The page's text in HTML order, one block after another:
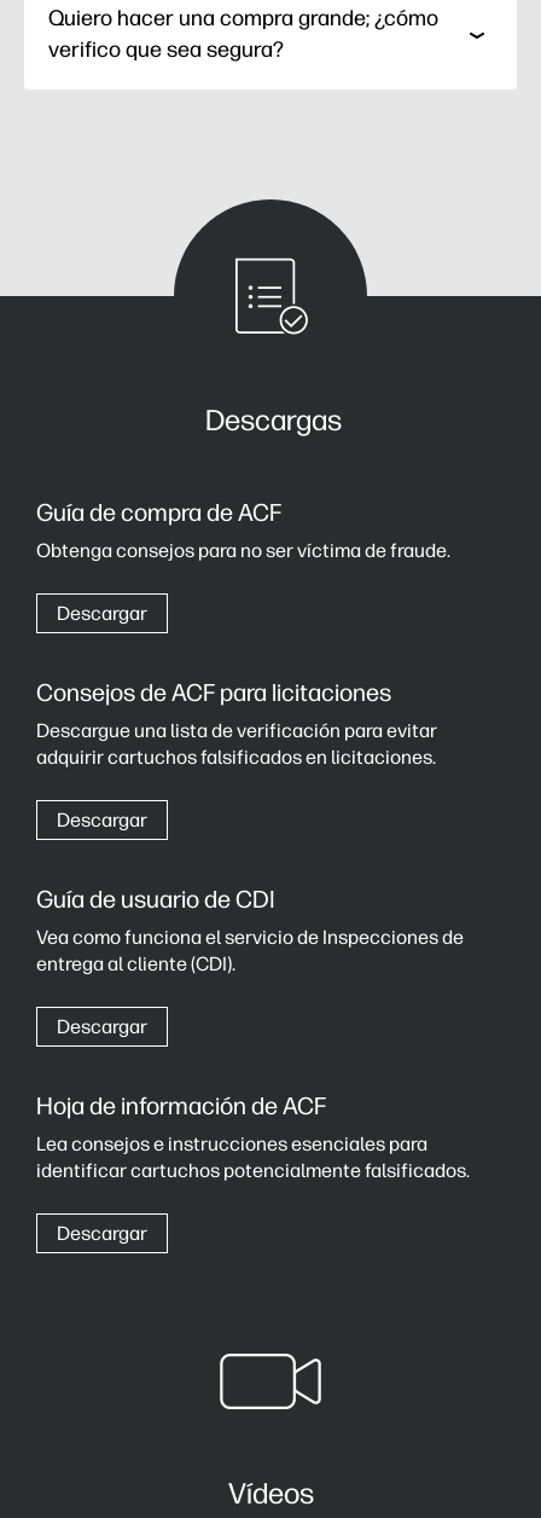
Quiero hacer una compra grande; ¿cómo
verifico que sea segura?
Descargas
Guía de compra de ACF
Obtenga consejos para no ser víctima de fraude.
Descargar
Consejos de ACF para licitaciones
Descargue una lista de verificación para evitar
adquirir cartuchos falsificados en licitaciones.
Descargar
Guía de usuario de CDI
Vea como funciona el servicio de Inspecciones de
entrega al cliente (CDI).
Descargar
Hoja de información de ACF
Lea consejos e instrucciones esenciales para
identificar cartuchos potencialmente falsificados.
Descargar
Vídeos